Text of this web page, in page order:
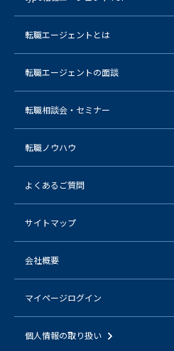
転職エージェントとは
転職エージェントの面談
転職相談会・セミナー
転職ノウハウ
よくあるご質問
サイトマップ
会社概要
マイページログイン
個人情報の取り扱い